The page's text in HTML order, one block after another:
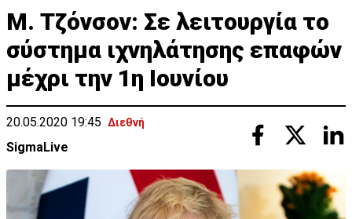
Μ. Τζόνσον: Σε λειτουργία το
σύστημα ιχνηλάτησης επαφών
μέχρι την 1η Ιουνίου
20.05.2020 19:45 Διεθνή
SigmaLive